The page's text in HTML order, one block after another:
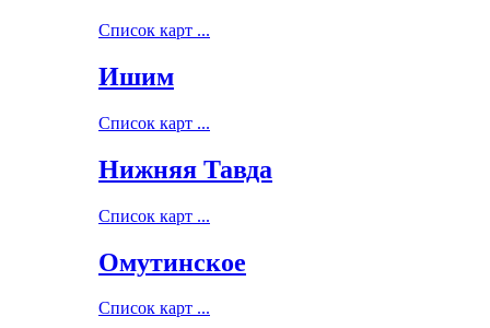
Список карт ...
Ишим
Список карт ...
Нижняя Тавда
Список карт ...
Омутинское
Список карт ...